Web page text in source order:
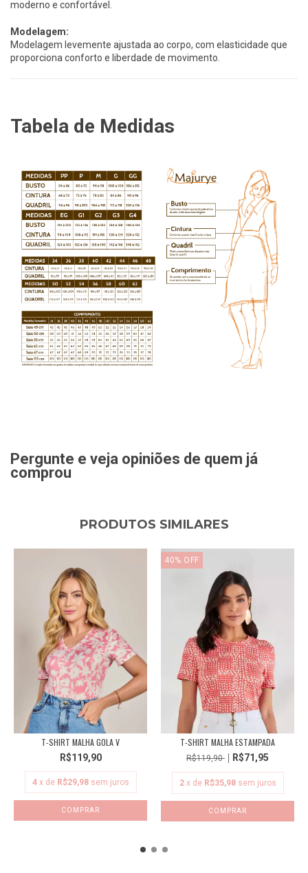
moderno e confortável.
Modelagem:
Modelagem levemente ajustada ao corpo, com elasticidade que
proporciona conforto e liberdade de movimento.
Tabela de Medidas
Pergunte e veja opiniões de quem já
comprou
PRODUTOS SIMILARES
T-SHIRT MALHA GOLA V
R$119,90
4 x de R$29,98 sem juros
COMPRAR
40% OFF
T-SHIRT MALHA ESTAMPADA
R$119,90 R$71,95
2 x de R$35,98 sem juros
COMPRAR